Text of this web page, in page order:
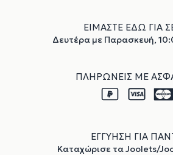
ΕΙΜΑΣΤΕ ΕΔΩ ΓΙΑ
Δευτέρα με Παρασκευή,
ΠΛΗΡΩΝΕΙΣ ΜΕ
ΕΓΓΥΗΣΗ ΓΙΑ
Καταχώρισε τα Joolets/